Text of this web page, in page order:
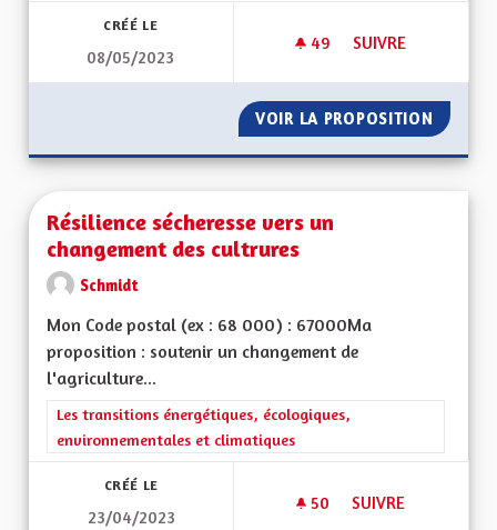
CRÉÉ LE
08/05/2023
49 49 ABONNÉS
SUIVRE
VOIR LA PROPOSITION ÎLOTS
Résilience sécheresse vers un
changement des cultrures
Schmidt
Mon Code postal (ex : 68 000) : 67000Ma
proposition : soutenir un changement de
l'agriculture...
Filtrer les résultats de la catégorie : Les transitions
Les transitions énergétiques, écologiques,
environnementales et climatiques
CRÉÉ LE
23/04/2023
50 50 ABONNÉS
SUIVRE